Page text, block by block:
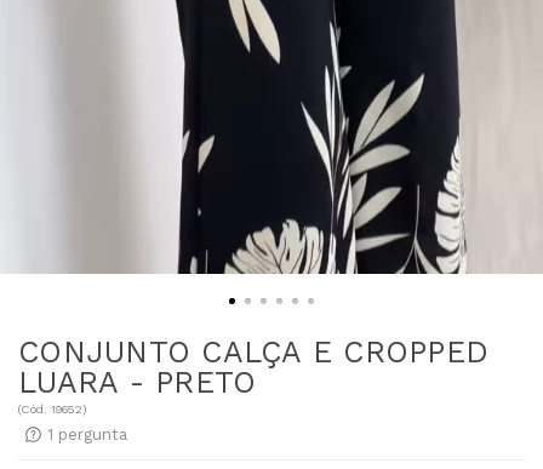
CONJUNTO CALÇA E CROPPED
LUARA - PRETO
(Cód. 19652)
1 pergunta